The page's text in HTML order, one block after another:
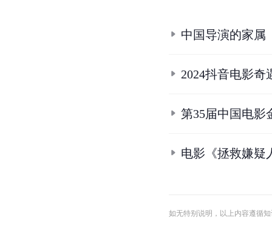
中国导演的家属
2024抖音电影奇
第35届中国电影
电影《拯救嫌疑
如无特别说明，以上内容遵循